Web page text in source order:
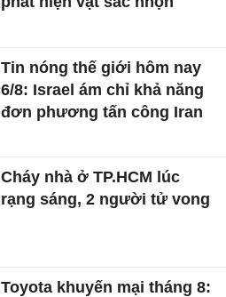
Tin nóng thế giới hôm nay
6/8: Israel ám chỉ khả năng
đơn phương tấn công Iran
Cháy nhà ở TP.HCM lúc
rạng sáng, 2 người tử vong
Toyota khuyến mại tháng 8: